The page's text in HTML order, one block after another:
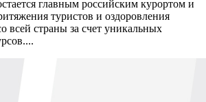
главным российским курортом и
туристов и оздоровления
всей страны за счет уникальных